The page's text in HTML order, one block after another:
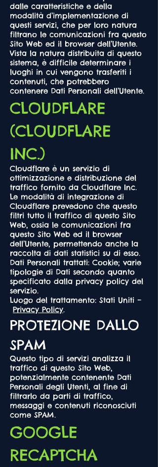
dalle caratteristiche e della
modalità d’implementazione di
questi servizi, che per loro natura
filtrano le comunicazioni fra questo
Sito Web ed il browser dell’Utente.
Vista la natura distribuita di questo
sistema, è difficile determinare i
luoghi in cui vengono trasferiti i
contenuti, che potrebbero
contenere Dati Personali dell’Utente.
CLOUDFLARE
(CLOUDFLARE
INC.)
Cloudflare è un servizio di
ottimizzazione e distribuzione del
traffico fornito da Cloudflare Inc.
Le modalità di integrazione di
Cloudflare prevedono che questo
filtri tutto il traffico di questo Sito
Web, ossia le comunicazioni fra
questo Sito Web ed il browser
dell’Utente, permettendo anche la
raccolta di dati statistici su di esso.
Dati Personali trattati: Cookie; varie
tipologie di Dati secondo quanto
specificato dalla privacy policy del
servizio.
Luogo del trattamento: Stati Uniti –
Privacy Policy.
PROTEZIONE DALLO
SPAM
Questo tipo di servizi analizza il
traffico di questo Sito Web,
potenzialmente contenente Dati
Personali degli Utenti, al fine di
filtrarlo da parti di traffico,
messaggi e contenuti riconosciuti
come SPAM.
GOOGLE
RECAPTCHA